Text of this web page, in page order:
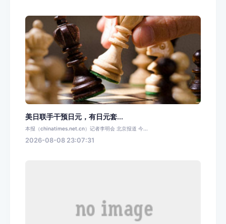
美日联手干预日元，有日元套...
本报（chinatimes.net.cn）记者李明会 北京报道 今...
2026-08-08 23:07:31